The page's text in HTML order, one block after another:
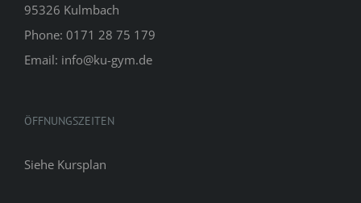
95326 Kulmbach
Phone: 0171 28 75 179
Email: info@ku-gym.de
ÖFFNUNGSZEITEN
Siehe Kursplan